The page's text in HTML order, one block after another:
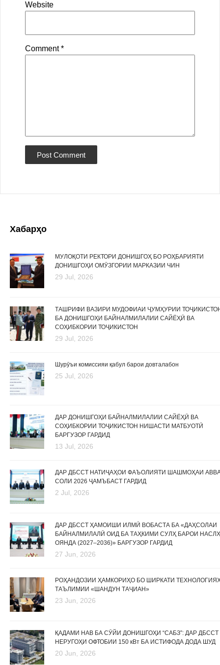
Website
Comment*
Хабарҳо
МУЛОҚОТИ РЕКТОРИ ДОНИШГОҲ БО РОҲБАРИЯТИ
ДОНИШГОҲИ ОМӮЗГОРИИ МАРКАЗИИ ЧИН
29 Jul, 2026
ТАШРИФИ ВАЗИРИ МУДОФИАИ ҶУМҲУРИИ
БА ДОНИШГОҲИ БАЙНАЛМИЛАЛИИ САЙЁҲӢ ВА
СОҲИБКОРИИ ТОҶИКИСТОН
29 Jul, 2026
Шурӯъи комиссияи қабул барои довталабон
25 Jul, 2026
ДАР ДОНИШГОҲИ БАЙНАЛМИЛАЛИИ САЙЁҲӢ ВА
СОҲИБКОРИИ ТОҶИКИСТОН НИШАСТИ МАТБУОТӢ
БАРГУЗОР ГАРДИД
13 Jul, 2026
ДАР ДБССТ НАТИҶАҲОИ ФАЪОЛИЯТИ ШАШМОҲАИ
СОЛИ 2026 ҶАМЪБАСТ ГАРДИД
2 Jul, 2026
ДАР ДБССТ ҲАМОИШИ ИЛМӢ ВОБАСТА БА «ДАҲСОЛАИ
БАЙНАЛМИЛАЛӢ ОИД БА ТАҲКИМИ СУЛҲ БАРОИ
ОЯНДА (2027–2036)» БАРГУЗОР ГАРДИД
27 Jun, 2026
РОҲАНДОЗИИ ҲАМКОРИҲО БО ШИРКАТИ
ТАЪЛИМИИ «ШАНДУН ТАҶИАН»
23 Jun, 2026
ҚАДАМИ НАВ БА СӮЙИ ДОНИШГОҲИ “САБЗ”: ДАР ДБССТ
НЕРУГОҲИ ОФТОБИИ 150 кВт БА ИСТИФОДА ДОДА ШУД
20 Jun, 2026